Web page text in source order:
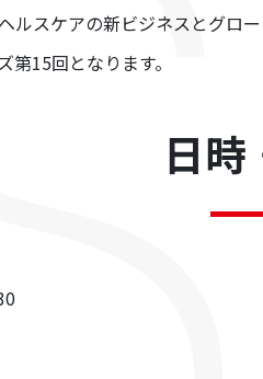
ルスケアの新ビジネスとグロ
15回となります。
日時